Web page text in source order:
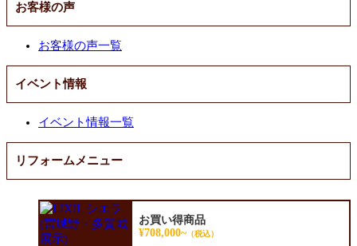
お客様の声
お客様の声一覧
イベント情報
イベント情報一覧
リフォームメニュー
お買い得商品
¥708,000~（税込）